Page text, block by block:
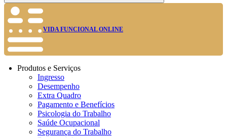
Buscar
VIDA FUNCIONAL ONLINE
Produtos e Serviços
Ingresso
Desempenho
Extra Quadro
Pagamento e Benefícios
Psicologia do Trabalho
Saúde Ocupacional
Segurança do Trabalho